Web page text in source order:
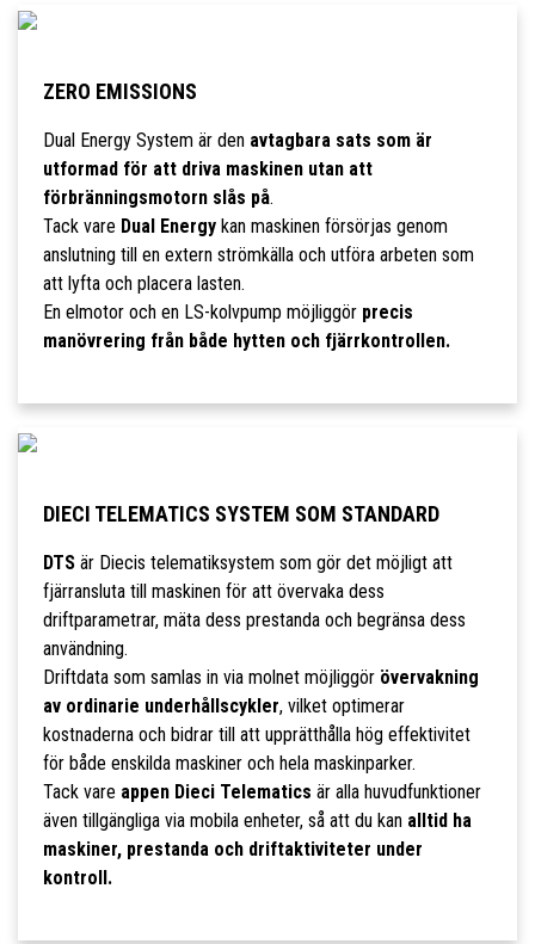
ZERO EMISSIONS
Dual Energy System är den avtagbara sats som är
utformad för att driva maskinen utan att
förbränningsmotorn slås på.
Tack vare Dual Energykan maskinen försörjas genom
anslutning till en extern strömkälla och utföra arbeten som
att lyfta och placera lasten.
En elmotor och en LS-kolvpump möjliggör precis
manövrering från både hytten och fjärrkontrollen.
DIECI TELEMATICS SYSTEM SOM STANDARD
DTSär Diecis telematiksystem som gör det möjligt att
fjärransluta till maskinen för att övervaka dess
driftparametrar, mäta dess prestanda och begränsa dess
användning.
Driftdata som samlas in via molnet möjliggör övervakning
av ordinarie underhållscykler, vilket optimerar
kostnaderna och bidrar till att upprätthålla hög effektivitet
för både enskilda maskiner och hela maskinparker.
Tack vare appen Dieci Telematics är alla huvudfunktioner
även tillgängliga via mobila enheter, så att du kan alltid ha
maskiner, prestanda och driftaktiviteter under
kontroll.